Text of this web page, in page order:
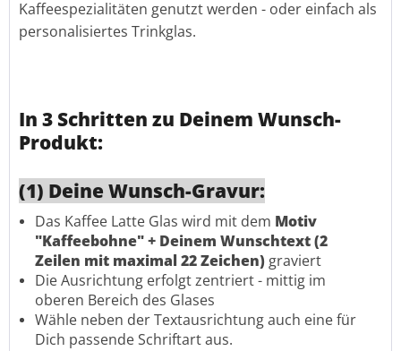
Kaffeespezialitäten genutzt werden - oder einfach als
personalisiertes Trinkglas.
In 3 Schritten zu Deinem Wunsch-
Produkt:
(1) Deine Wunsch-Gravur:
Das Kaffee Latte Glas wird mit dem Motiv
"Kaffeebohne" + Deinem Wunschtext (2
Zeilen mit maximal 22 Zeichen) graviert
Die Ausrichtung erfolgt zentriert - mittig im
oberen Bereich des Glases
Wähle neben der Textausrichtung auch eine für
Dich passende Schriftart aus.